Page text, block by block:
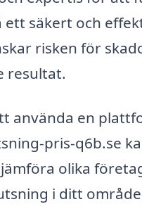
ett säkert och
risken för
resultat.
använda en
pris-q6b.se
olika
i ditt